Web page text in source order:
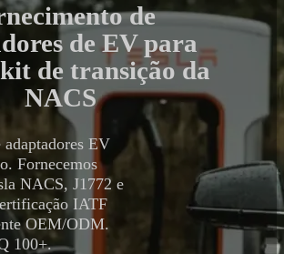
de
de EV para
de transição da
NACS
adaptadores EV
Fornecemos
NACS, J1772 e
IATF
OEM/ODM.
100+.